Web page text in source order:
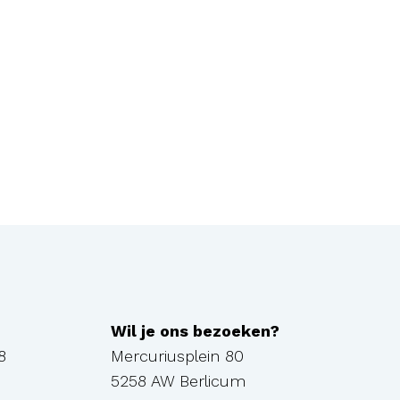
Wil je ons bezoeken?
Mercuriusplein 80
5258 AW Berlicum